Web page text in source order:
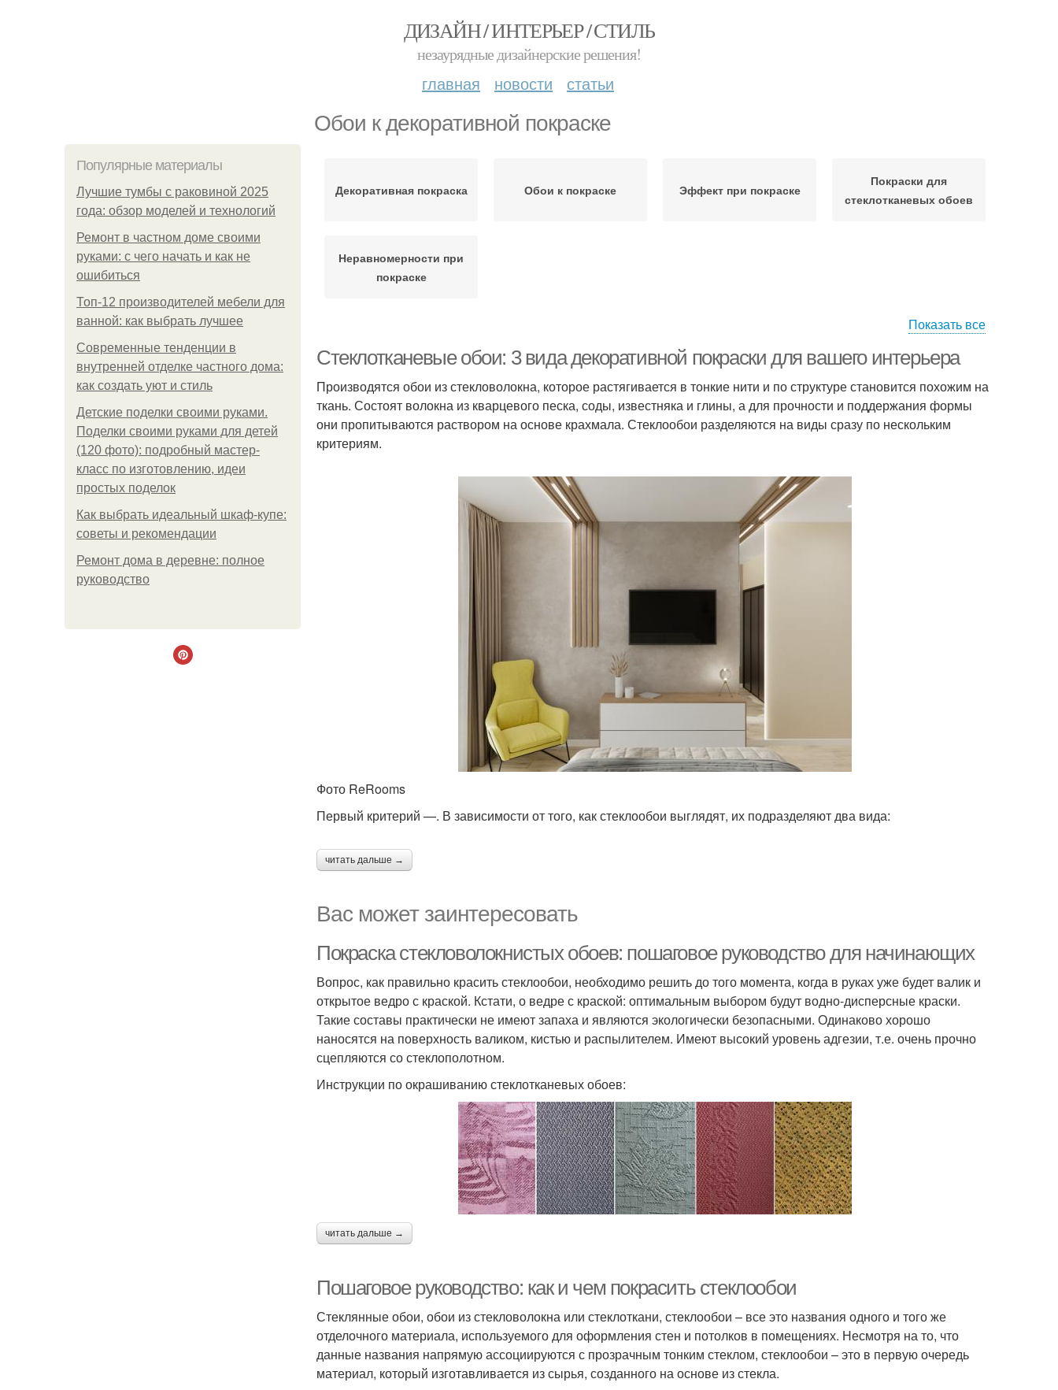
ДИЗАЙН / ИНТЕРЬЕР / СТИЛЬ
незаурядные дизайнерские решения!
главная новости статьи
Обои к декоративной покраске
Популярные материалы
Лучшие тумбы с раковиной 2025
года: обзор моделей и технологий
Ремонт в частном доме своими
руками: с чего начать и как не
ошибиться
Топ-12 производителей мебели для
ванной: как выбрать лучшее
Современные тенденции в
внутренней отделке частного дома:
как создать уют и стиль
Детские поделки своими руками.
Поделки своими руками для детей
(120 фото): подробный мастер-
класс по изготовлению, идеи
простых поделок
Как выбрать идеальный шкаф-купе:
советы и рекомендации
Ремонт дома в деревне: полное
руководство
Декоративная покраска Обои к покраске Эффект при покраске
Покраски для
стеклотканевых обоев
Неравномерности при
покраске
Показать все
Стеклотканевые обои: 3 вида декоративной покраски для вашего интерьера
Производятся обои из стекловолокна, которое растягивается в тонкие нити и по структуре становится похожим на
ткань. Состоят волокна из кварцевого песка, соды, известняка и глины, а для прочности и поддержания формы
они пропитываются раствором на основе крахмала. Стеклообои разделяются на виды сразу по нескольким
критериям.
Фото ReRooms
Первый критерий —. В зависимости от того, как стеклообои выглядят, их подразделяют два вида:
читать дальше →
Вас может заинтересовать
Покраска стекловолокнистых обоев: пошаговое руководство для начинающих
Вопрос, как правильно красить стеклообои, необходимо решить до того момента, когда в руках уже будет валик и
открытое ведро с краской. Кстати, о ведре с краской: оптимальным выбором будут водно-дисперсные краски.
Такие составы практически не имеют запаха и являются экологически безопасными. Одинаково хорошо
наносятся на поверхность валиком, кистью и распылителем. Имеют высокий уровень адгезии, т.е. очень прочно
сцепляются со стеклополотном.
Инструкции по окрашиванию стеклотканевых обоев:
читать дальше →
Пошаговое руководство: как и чем покрасить стеклообои
Стеклянные обои, обои из стекловолокна или стеклоткани, стеклообои – все это названия одного и того же
отделочного материала, используемого для оформления стен и потолков в помещениях. Несмотря на то, что
данные названия напрямую ассоциируются с прозрачным тонким стеклом, стеклообои – это в первую очередь
материал, который изготавливается из сырья, созданного на основе из стекла.